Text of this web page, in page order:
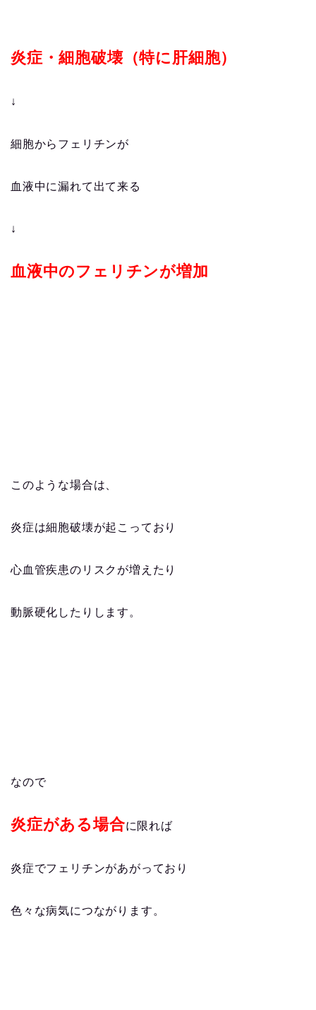
炎症・細胞破壊（特に肝細胞）
↓
細胞からフェリチンが
血液中に漏れて出て来る
↓
血液中のフェリチンが増加
このような場合は、
炎症は細胞破壊が起こっており
心血管疾患のリスクが増えたり
動脈硬化したりします。
なので
炎症がある場合に限れば
炎症でフェリチンがあがっており
色々な病気につながります。